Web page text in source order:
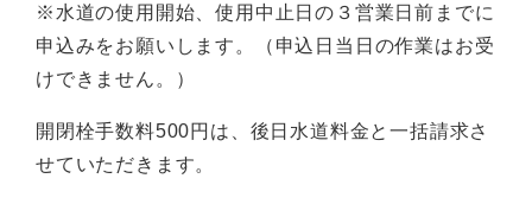
※水道の使用開始、使用中止日の３営業日前までに
申込みをお願いします。（申込日当日の作業はお受
けできません。）
開閉栓手数料500円は、後日水道料金と一括請求さ
せていただきます。